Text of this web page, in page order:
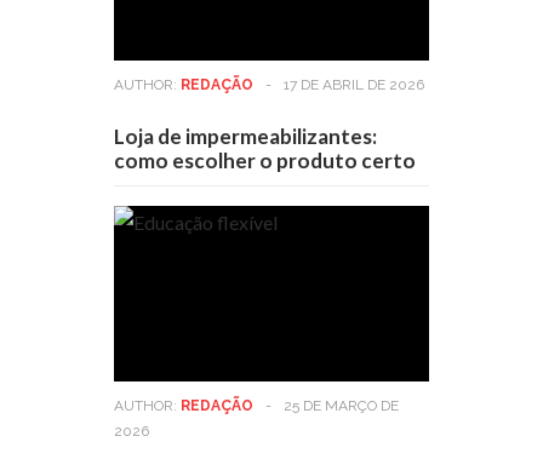
AUTHOR: REDAÇÃO - 17 DE ABRIL DE 2026
Loja de impermeabilizantes:
como escolher o produto certo
AUTHOR: REDAÇÃO -
25 DE MARÇO DE
2026